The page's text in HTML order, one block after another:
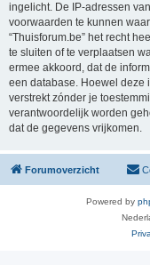
ingelicht. De IP-adressen
voorwaarden te kunnen
“Thuisforum.be” het recht
te sluiten of te verplaatsen
ermee akkoord, dat de
een database. Hoewel deze
verstrekt zónder je
verantwoordelijk worden
dat de gegevens vrijkomen.
Forumoverzicht
Powered by